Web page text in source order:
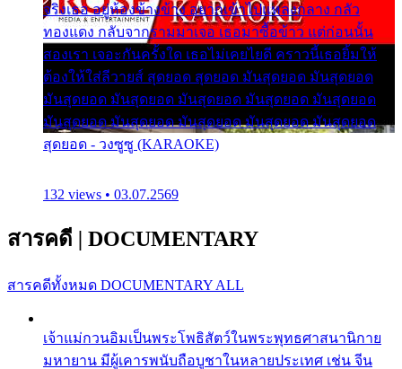
จริงเธอ อยู่ห้องข้างข้าง อยากเข้าไปแหลงกลาง กลัว
ทองแดง กลับจากรามมาเจอ เธอมาซื้อข้าว แต่ก่อนนั้น
สองเรา เจอะกันครั้งใด เธอไม่เคยไยดี คราวนี้เธอยิ้มให้
ต้องให้ใส่ลีวายส์ สุดยอด สุดยอด มันสุดยอด มันสุดยอด
มันสุดยอด มันสุดยอด มันสุดยอด มันสุดยอด มันสุดยอด
มันสุดยอด มันสุดยอด มันสุดยอด มันสุดยอด มันสุดยอด
สุดยอด - วงซูซู (KARAOKE)
132 views • 03.07.2569
สารคดี | DOCUMENTARY
สารคดีทั้งหมด DOCUMENTARY ALL
เจ้าแม่กวนอิมเป็นพระโพธิสัตว์ในพระพุทธศาสนานิกาย
มหายาน มีผู้เคารพนับถือบูชาในหลายประเทศ เช่น จีน